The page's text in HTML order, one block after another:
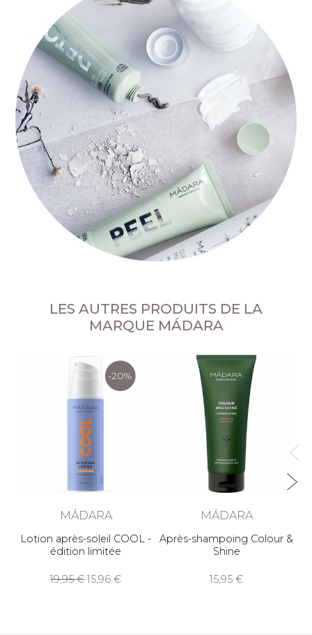
LES AUTRES PRODUITS DE LA
MARQUE MÁDARA
-20%
MÁDARA
Lotion après-soleil COOL -
édition limitée
19,95 15,96
MÁDARA
Après-shampoing Colour &
Shine
15,95